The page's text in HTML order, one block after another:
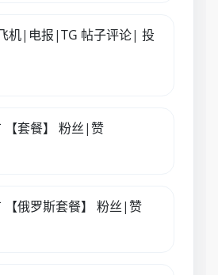
机|电报|TG 帖子评论| 投
【套餐】 粉丝|赞
俄罗斯套餐】 粉丝|赞